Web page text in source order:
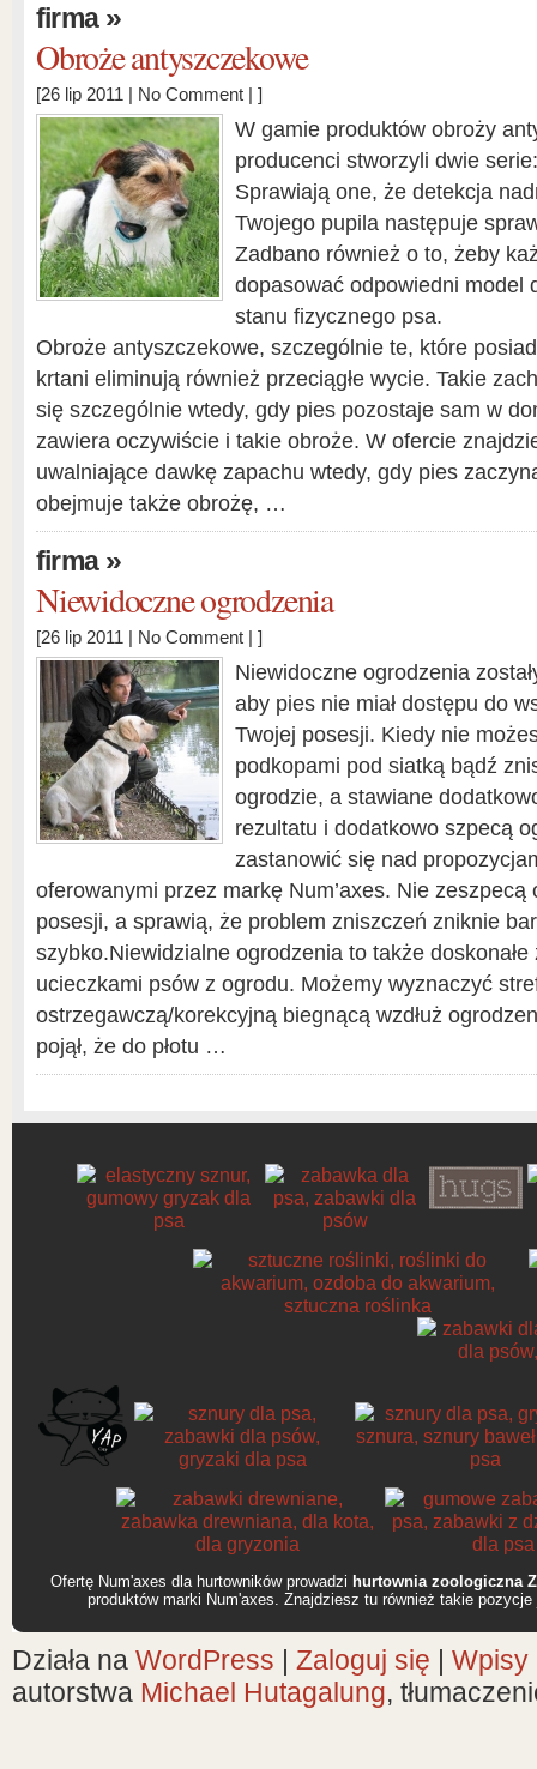
firma»
Obroże antyszczekowe
[26 lip 2011 | No Comment | ]
W gamie produktów obroży
producenci stworzyli dwie
Sprawiają one, że detekcja
Twojego pupila następuje
Zadbano również o to, żeby
dopasować odpowiedni model
stanu fizycznego psa.
Obroże antyszczekowe, szczególnie te, które
krtani eliminują również przeciągłe wycie. Takie
się szczególnie wtedy, gdy pies pozostaje sam w
zawiera oczywiście i takie obroże. W ofercie
uwalniające dawkę zapachu wtedy, gdy pies
obejmuje także obrożę, …
firma»
Niewidoczne ogrodzenia
[26 lip 2011 | No Comment | ]
Niewidoczne ogrodzenia
aby pies nie miał dostępu do
Twojej posesji. Kiedy nie
podkopami pod siatką bądź
ogrodzie, a stawiane
rezultatu i dodatkowo szpecą
zastanowić się nad
oferowanymi przez markę Num’axes. Nie zeszpecą
posesji, a sprawią, że problem zniszczeń zniknie
szybko.Niewidzialne ogrodzenia to także
ucieczkami psów z ogrodu. Możemy wyznaczyć
ostrzegawczą/korekcyjną biegnącą wzdłuż
pojął, że do płotu …
Ofertę Num'axes dla hurtowników prowadzi hurtownia zoologiczna
produktów marki Num'axes. Znajdziesz tu również takie
Działa na WordPress | Zaloguj się | Wpisy
autorstwa Michael Hutagalung,